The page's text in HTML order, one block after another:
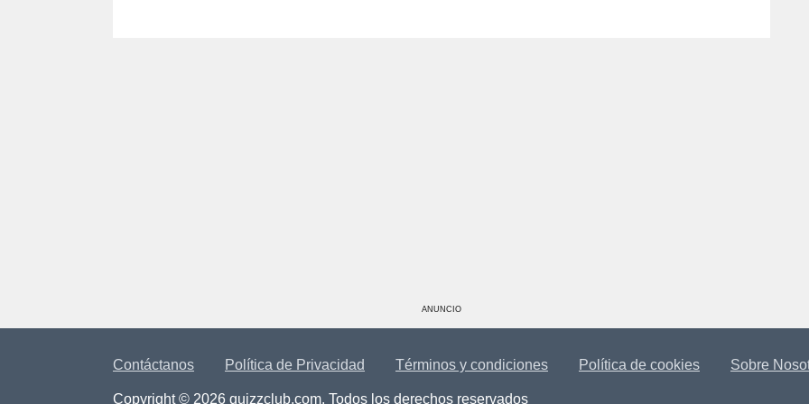
ANUNCIO
Contáctanos Política de Privacidad Términos y condiciones Política de cookies Sobre
Copyright © 2026 quizzclub.com. Todos los derechos reservados